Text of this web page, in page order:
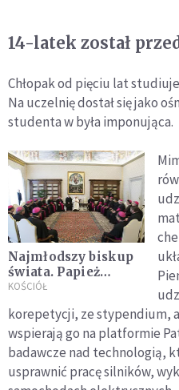
14-latek został
Chłopak od pięciu lat
Na uczelnię dostał się jako
studenta w była imponująca.
Najmłodszy biskup
świata. Papież
Franciszek
nominację
KOŚCIÓŁ
korepetycji, ze stypendium,
wspierają go na platformie
badawcze nad technologią,
usprawnić pracę silników,